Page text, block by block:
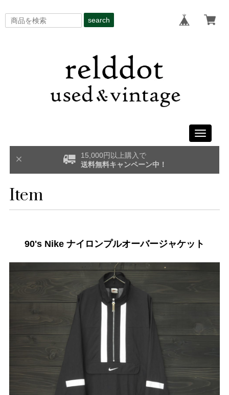
search
Toggle
15,000円以上購入で
送料無料キャンペーン中！
Item
90's Nike ナイロンプルオーバージャケット